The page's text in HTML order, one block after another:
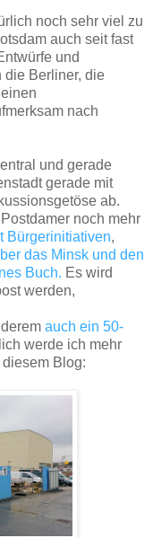
noch sehr viel zu
auch seit fast
und
die Berliner, die
nach
und gerade
gerade mit
ab.
noch mehr
Bürgerinitiativen,
das Minsk und den
Buch. Es wird
werden,
auch ein 50-
werde ich mehr
Blog: